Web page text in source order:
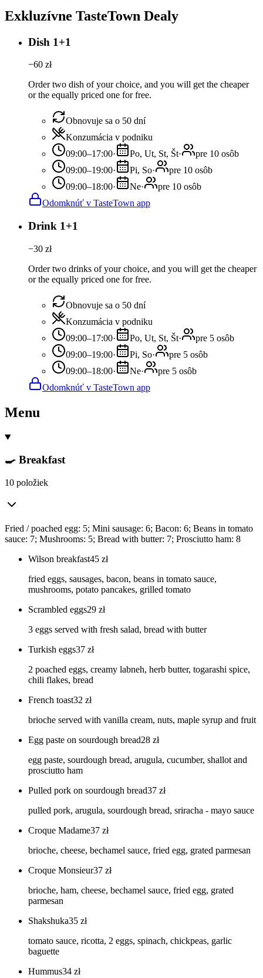
Exkluzívne TasteTown Dealy
Dish 1+1
−60 zł
Order two dish of your choice, and you will get the cheaper
or the equally priced one for free.
Obnovuje sa o 50 dní
Konzumácia v podniku
09:00–17:00· Po, Ut, St, Št·
pre 10 osôb
09:00–19:00· Pi, So·
pre 10 osôb
09:00–18:00· Ne·
pre 10 osôb
Odomknúť v TasteTown app
Drink 1+1
−30 zł
Order two drinks of your choice, and you will get the cheaper
or the equally priced one for free.
Obnovuje sa o 50 dní
Konzumácia v podniku
09:00–17:00· Po, Ut, St, Št·
pre 5 osôb
09:00–19:00· Pi, So·
pre 5 osôb
09:00–18:00· Ne·
pre 5 osôb
Odomknúť v TasteTown app
Menu
🍳 Breakfast
10 položiek
Fried / poached egg: 5; Mini sausage: 6; Bacon: 6; Beans in tomato
sauce: 7; Mushrooms: 5; Bread with butter: 7; Prosciutto ham: 8
Wilson breakfast45 zł
fried eggs, sausages, bacon, beans in tomato sauce,
mushrooms, potato pancakes, grilled tomato
Scrambled eggs29 zł
3 eggs served with fresh salad, bread with butter
Turkish eggs37 zł
2 poached eggs, creamy labneh, herb butter, togarashi spice,
chili flakes, bread
French toast32 zł
brioche served with vanilla cream, nuts, maple syrup and fruit
Egg paste on sourdough bread28 zł
egg paste, sourdough bread, arugula, cucumber, shallot and
prosciutto ham
Pulled pork on sourdough bread37 zł
pulled pork, arugula, sourdough bread, sriracha - mayo sauce
Croque Madame37 zł
brioche, cheese, bechamel sauce, fried egg, grated parmesan
Croque Monsieur37 zł
brioche, ham, cheese, bechamel sauce, fried egg, grated
parmesan
Shakshuka35 zł
tomato sauce, ricotta, 2 eggs, spinach, chickpeas, garlic
baguette
Hummus34 zł